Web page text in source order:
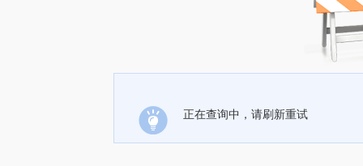
正在查询中，请刷新重试